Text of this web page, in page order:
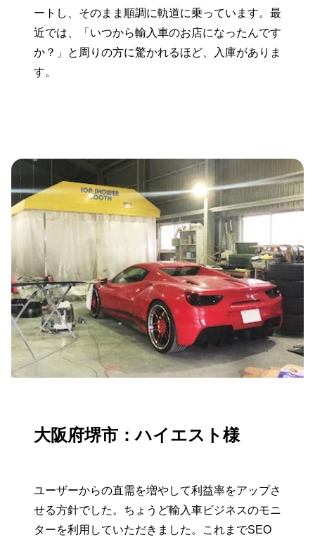
ートし、そのまま順調に軌道に乗っています。最
近では、「いつから輸入車のお店になったんです
か？」と周りの方に驚かれるほど、入庫がありま
す。
大阪府堺市：ハイエスト様
ユーザーからの直需を増やして利益率をアップさ
せる方針でした。ちょうど輸入車ビジネスのモニ
ターを利用していただきました。これまでSEO